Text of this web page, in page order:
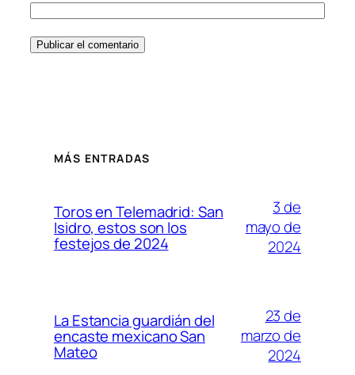
MÁS ENTRADAS
Toros en Telemadrid: San
Isidro, estos son los
festejos de 2024
3 de
mayo de
2024
La Estancia guardián del
encaste mexicano San
Mateo
23 de
marzo de
2024